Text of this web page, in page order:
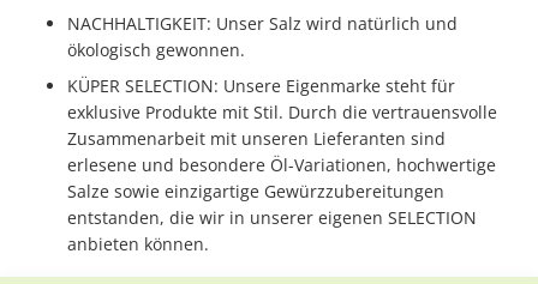
NACHHALTIGKEIT: Unser Salz wird natürlich und
ökologisch gewonnen.
KÜPER SELECTION: Unsere Eigenmarke steht für
exklusive Produkte mit Stil. Durch die vertrauensvolle
Zusammenarbeit mit unseren Lieferanten sind
erlesene und besondere Öl-Variationen, hochwertige
Salze sowie einzigartige Gewürzzubereitungen
entstanden, die wir in unserer eigenen SELECTION
anbieten können.